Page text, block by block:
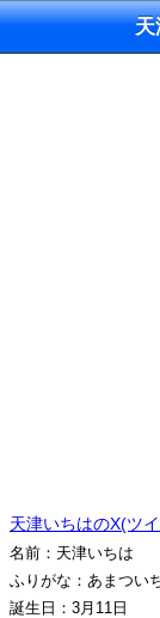
天
天津いちはのX(ツ
名前：天津いちは
ふりがな：あまつい
誕生日：3月11日